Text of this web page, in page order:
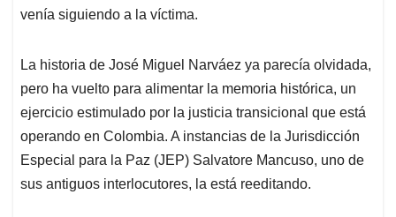
venía siguiendo a la víctima.
La historia de José Miguel Narváez ya parecía olvidada,
pero ha vuelto para alimentar la memoria histórica, un
ejercicio estimulado por la justicia transicional que está
operando en Colombia. A instancias de la Jurisdicción
Especial para la Paz (JEP) Salvatore Mancuso, uno de
sus antiguos interlocutores, la está reeditando.